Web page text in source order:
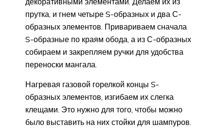
прутка, и гнем четыре S-образных и два С-
образных элементов. Привариваем сначала
S-образные по краям обода, а из С-образных
собираем и закрепляем ручки для удобства
переноски мангала.
Нагревая газовой горелкой концы S-
образных элементов, изгибаем их слегка
клещами. Это нужно для того, чтобы можно
было выставить на них стойки для шампуров.